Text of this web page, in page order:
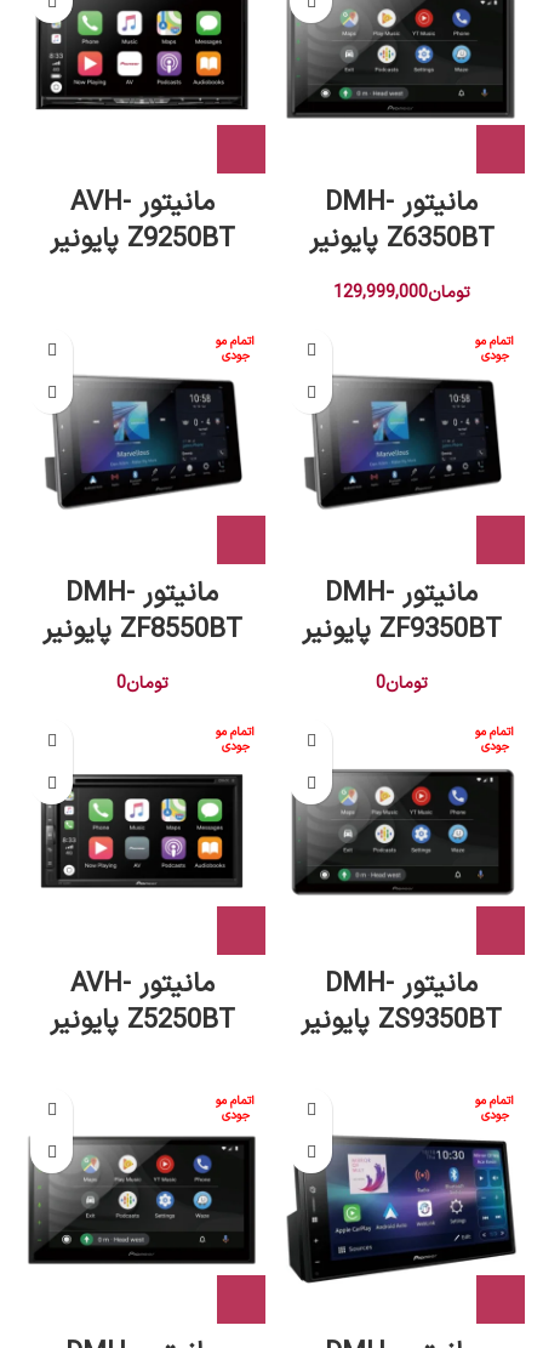
مانیتور DMH-
Z6350BT پایونیر
تومان129,999,000
مانیتور AVH-
Z9250BT پايونير
اتمام مو
جودی
مانیتور DMH-
ZF9350BT پایونیر
تومان0
اتمام مو
جودی
مانیتور DMH-
ZF8550BT پایونیر
تومان0
اتمام مو
جودی
مانیتور DMH-
ZS9350BT پایونیر
اتمام مو
جودی
مانیتور AVH-
Z5250BT پایونیر
اتمام مو
جودی
اتمام مو
جودی